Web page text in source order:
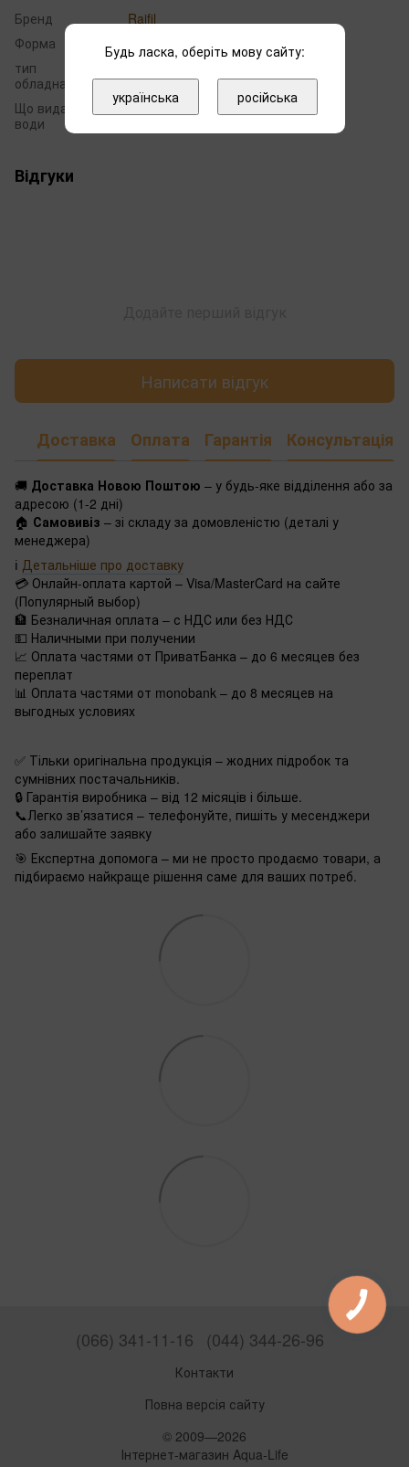
Бренд
Raifil
Форма
компактный
тип
обладнання
Кабінет
Що видаляє з
води
Солі жорсткості
Відгуки
Написати відгук
Доставка Оплата Гарантія Консультація
🚚 Доставка Новою Поштою – у будь-яке відділення або за
адресою (1-2 дні)
🏠 Самовивіз – зі складу за домовленістю (деталі у
менеджера)
ℹ️ Детальніше про доставку
💳 Онлайн-оплата картой – Visa/MasterCard на сайте
(Популярный выбор)
🏦 Безналичная оплата – с НДС или без НДС
💵 Наличными при получении
📈 Оплата частями от ПриватБанка – до 6 месяцев без
переплат
📊 Оплата частями от monobank – до 8 месяцев на
выгодных условиях
✅ Тільки оригінальна продукція – жодних підробок та
сумнівних постачальників.
🔒 Гарантія виробника – від 12 місяців і більше.
📞Легко зв’язатися – телефонуйте, пишіть у месенджери
або залишайте заявку
🎯 Експертна допомога – ми не просто продаємо товари, а
підбираємо найкраще рішення саме для ваших потреб.
(066) 341-11-16 (044) 344-26-96
Контакти
Повна версія сайту
© 2009—2026
Інтернет-магазин Aqua-Life
Будь ласка, оберіть мову сайту:
українська російська